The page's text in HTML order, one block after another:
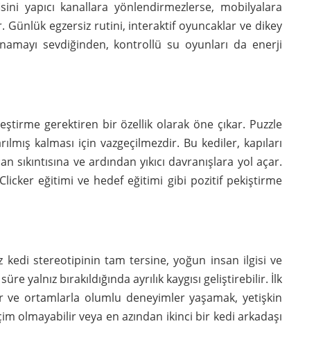
yapıcı kanallara yönlendirmezlerse, mobilyalara
Günlük egzersiz rutini, interaktif oyuncaklar ve dikey
sevdiğinden, kontrollü su oyunları da enerji
gerektiren bir özellik olarak öne çıkar. Puzzle
kalması için vazgeçilmezdir. Bu kediler, kapıları
ve ardından yıkıcı davranışlara yol açar.
eğitimi ve hedef eğitimi gibi pozitif pekiştirme
kedi stereotipinin tam tersine, yoğun insan ilgisi ve
bırakıldığında ayrılık kaygısı geliştirebilir. İlk
ve ortamlarla olumlu deneyimler yaşamak, yetişkin
olmayabilir veya en azından ikinci bir kedi arkadaşı